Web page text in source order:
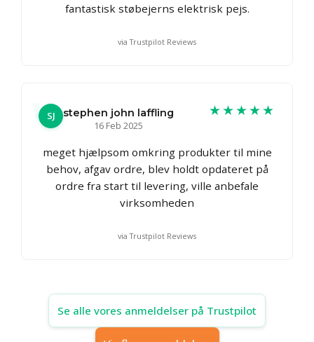
fantastisk støbejerns elektrisk pejs.
via Trustpilot Reviews
SJ
stephen john laffling
16 Feb 2025
★★★★★
meget hjælpsom omkring produkter til mine
behov, afgav ordre, blev holdt opdateret på
ordre fra start til levering, ville anbefale
virksomheden
via Trustpilot Reviews
Se alle vores anmeldelser på Trustpilot